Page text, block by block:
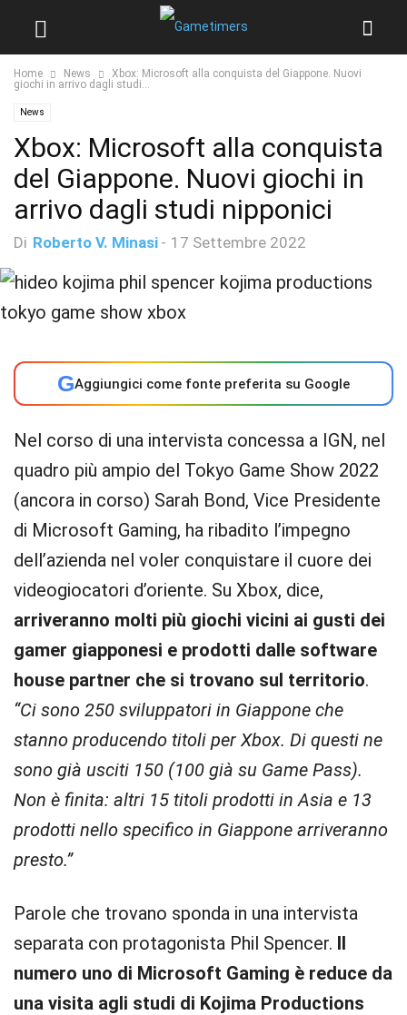
Home News
Xbox: Microsoft alla conquista del Giappone. Nuovi
giochi in arrivo dagli studi...
News
Xbox: Microsoft alla conquista
del Giappone. Nuovi giochi in
arrivo dagli studi nipponici
Di Roberto V. Minasi - 17 Settembre 2022
GAggiungici come fonte preferita su Google
Nel corso di una intervista concessa a IGN, nel
quadro più ampio del Tokyo Game Show 2022
(ancora in corso) Sarah Bond, Vice Presidente
di Microsoft Gaming, ha ribadito l’impegno
dell’azienda nel voler conquistare il cuore dei
videogiocatori d’oriente. Su Xbox, dice,
arriveranno molti più giochi vicini ai gusti dei
gamer giapponesi e prodotti dalle software
house partner che si trovano sul territorio.
“Ci sono 250 sviluppatori in Giappone che
stanno producendo titoli per Xbox. Di questi ne
sono già usciti 150 (100 già su Game Pass).
Non è finita: altri 15 titoli prodotti in Asia e 13
prodotti nello specifico in Giappone arriveranno
presto.”
Parole che trovano sponda in una intervista
separata con protagonista Phil Spencer. Il
numero uno di Microsoft Gaming è reduce da
una visita agli studi di Kojima Productions